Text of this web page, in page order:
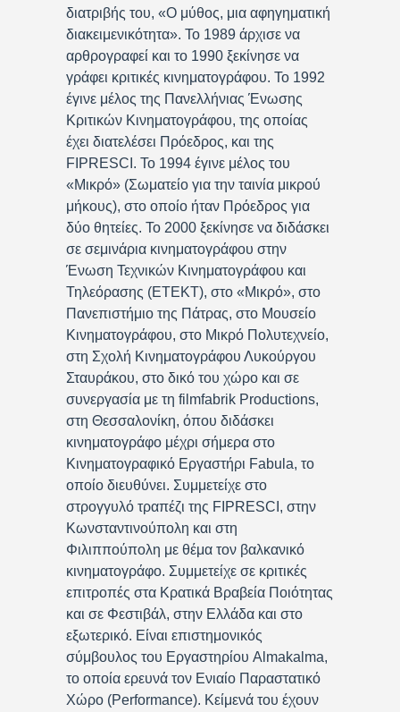
διατριβής του, «Ο μύθος, μια αφηγηματική
διακειμενικότητα». Το 1989 άρχισε να
αρθρογραφεί και το 1990 ξεκίνησε να
γράφει κριτικές κινηματογράφου. Το 1992
έγινε μέλος της Πανελλήνιας Ένωσης
Κριτικών Κινηματογράφου, της οποίας
έχει διατελέσει Πρόεδρος, και της
FIPRESCI. Το 1994 έγινε μέλος του
«Μικρό» (Σωματείο για την ταινία μικρού
μήκους), στο οποίο ήταν Πρόεδρος για
δύο θητείες. Το 2000 ξεκίνησε να διδάσκει
σε σεμινάρια κινηματογράφου στην
Ένωση Τεχνικών Κινηματογράφου και
Τηλεόρασης (ΕΤΕΚΤ), στο «Μικρό», στο
Πανεπιστήμιο της Πάτρας, στο Μουσείο
Κινηματογράφου, στο Μικρό Πολυτεχνείο,
στη Σχολή Κινηματογράφου Λυκούργου
Σταυράκου, στο δικό του χώρο και σε
συνεργασία με τη filmfabrik Productions,
στη Θεσσαλονίκη, όπου διδάσκει
κινηματογράφο μέχρι σήμερα στο
Κινηματογραφικό Εργαστήρι Fabula, το
οποίο διευθύνει. Συμμετείχε στο
στρογγυλό τραπέζι της FIPRESCI, στην
Κωνσταντινούπολη και στη
Φιλιππούπολη με θέμα τον βαλκανικό
κινηματογράφο. Συμμετείχε σε κριτικές
επιτροπές στα Κρατικά Βραβεία Ποιότητας
και σε Φεστιβάλ, στην Ελλάδα και στο
εξωτερικό. Είναι επιστημονικός
σύμβουλος του Εργαστηρίου Almakalma,
το οποία ερευνά τον Ενιαίο Παραστατικό
Χώρο (Performance). Κείμενά του έχουν